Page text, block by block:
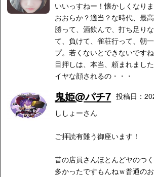
いいっすねー！懐かしくなり
おおらか？適当？な時代、最
勝って、酒飲んで、打ち足り
て、負けて、雀荘行って、朝
プ。若くないとできないです
目押しは、本当、頼まれまし
イヤな顔されるの・・・
鬼姫@パチ7 投稿日：
ししょーさん
ご拝読有難う御座います！
昔の店員さんほとんどヤのつ
多かったですもんねｗ普通の